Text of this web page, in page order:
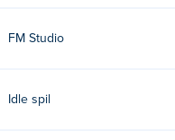
FM Studio
Idle spil